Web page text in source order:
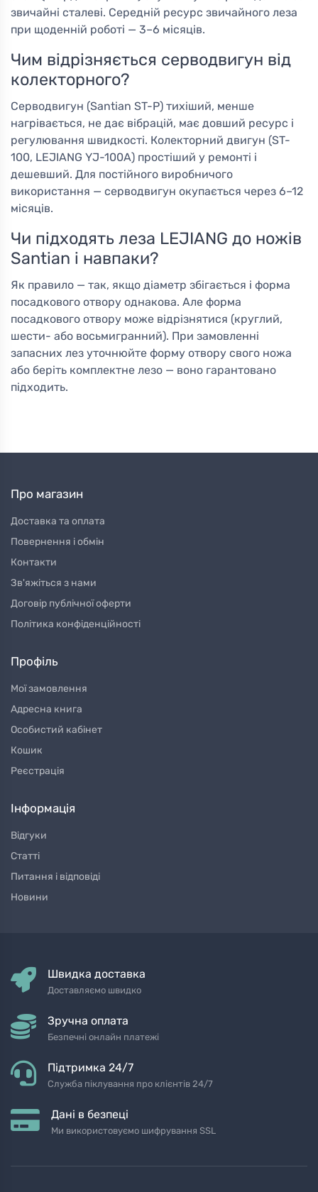
звичайні сталеві. Середній ресурс звичайного леза
при щоденній роботі — 3–6 місяців.
Чим відрізняється серводвигун від
колекторного?
Серводвигун (Santian ST-P) тихіший, менше
нагрівається, не дає вібрацій, має довший ресурс і
регулювання швидкості. Колекторний двигун (ST-
100, LEJIANG YJ-100A) простіший у ремонті і
дешевший. Для постійного виробничого
використання — серводвигун окупається через 6–12
місяців.
Чи підходять леза LEJIANG до ножів
Santian і навпаки?
Як правило — так, якщо діаметр збігається і форма
посадкового отвору однакова. Але форма
посадкового отвору може відрізнятися (круглий,
шести- або восьмигранний). При замовленні
запасних лез уточнюйте форму отвору свого ножа
або беріть комплектне лезо — воно гарантовано
підходить.
Про магазин
Доставка та оплата
Повернення і обмін
Контакти
Зв'яжіться з нами
Договір публічної оферти
Політика конфіденційності
Профіль
Мої замовлення
Адресна книга
Особистий кабінет
Кошик
Реєстрація
Інформація
Відгуки
Статті
Питання і відповіді
Новини
Швидка доставка
Доставляємо швидко
Зручна оплата
Безпечні онлайн платежі
Підтримка 24/7
Служба піклування про клієнтів 24/7
Дані в безпеці
Ми використовуємо шифрування SSL